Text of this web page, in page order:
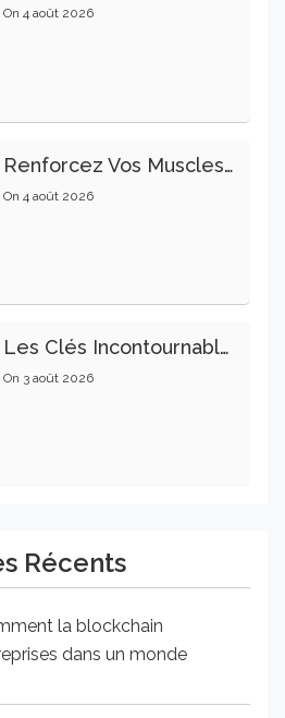
On 4 août 2026
Renforcez Vos Muscles Profonds Pour Apaiser Votre Mal De Dos
On 4 août 2026
Les Clés Incontournables Pour Réussir Vos Transactions Immobilières
On 3 août 2026
Récents
la blockchain
dans un monde